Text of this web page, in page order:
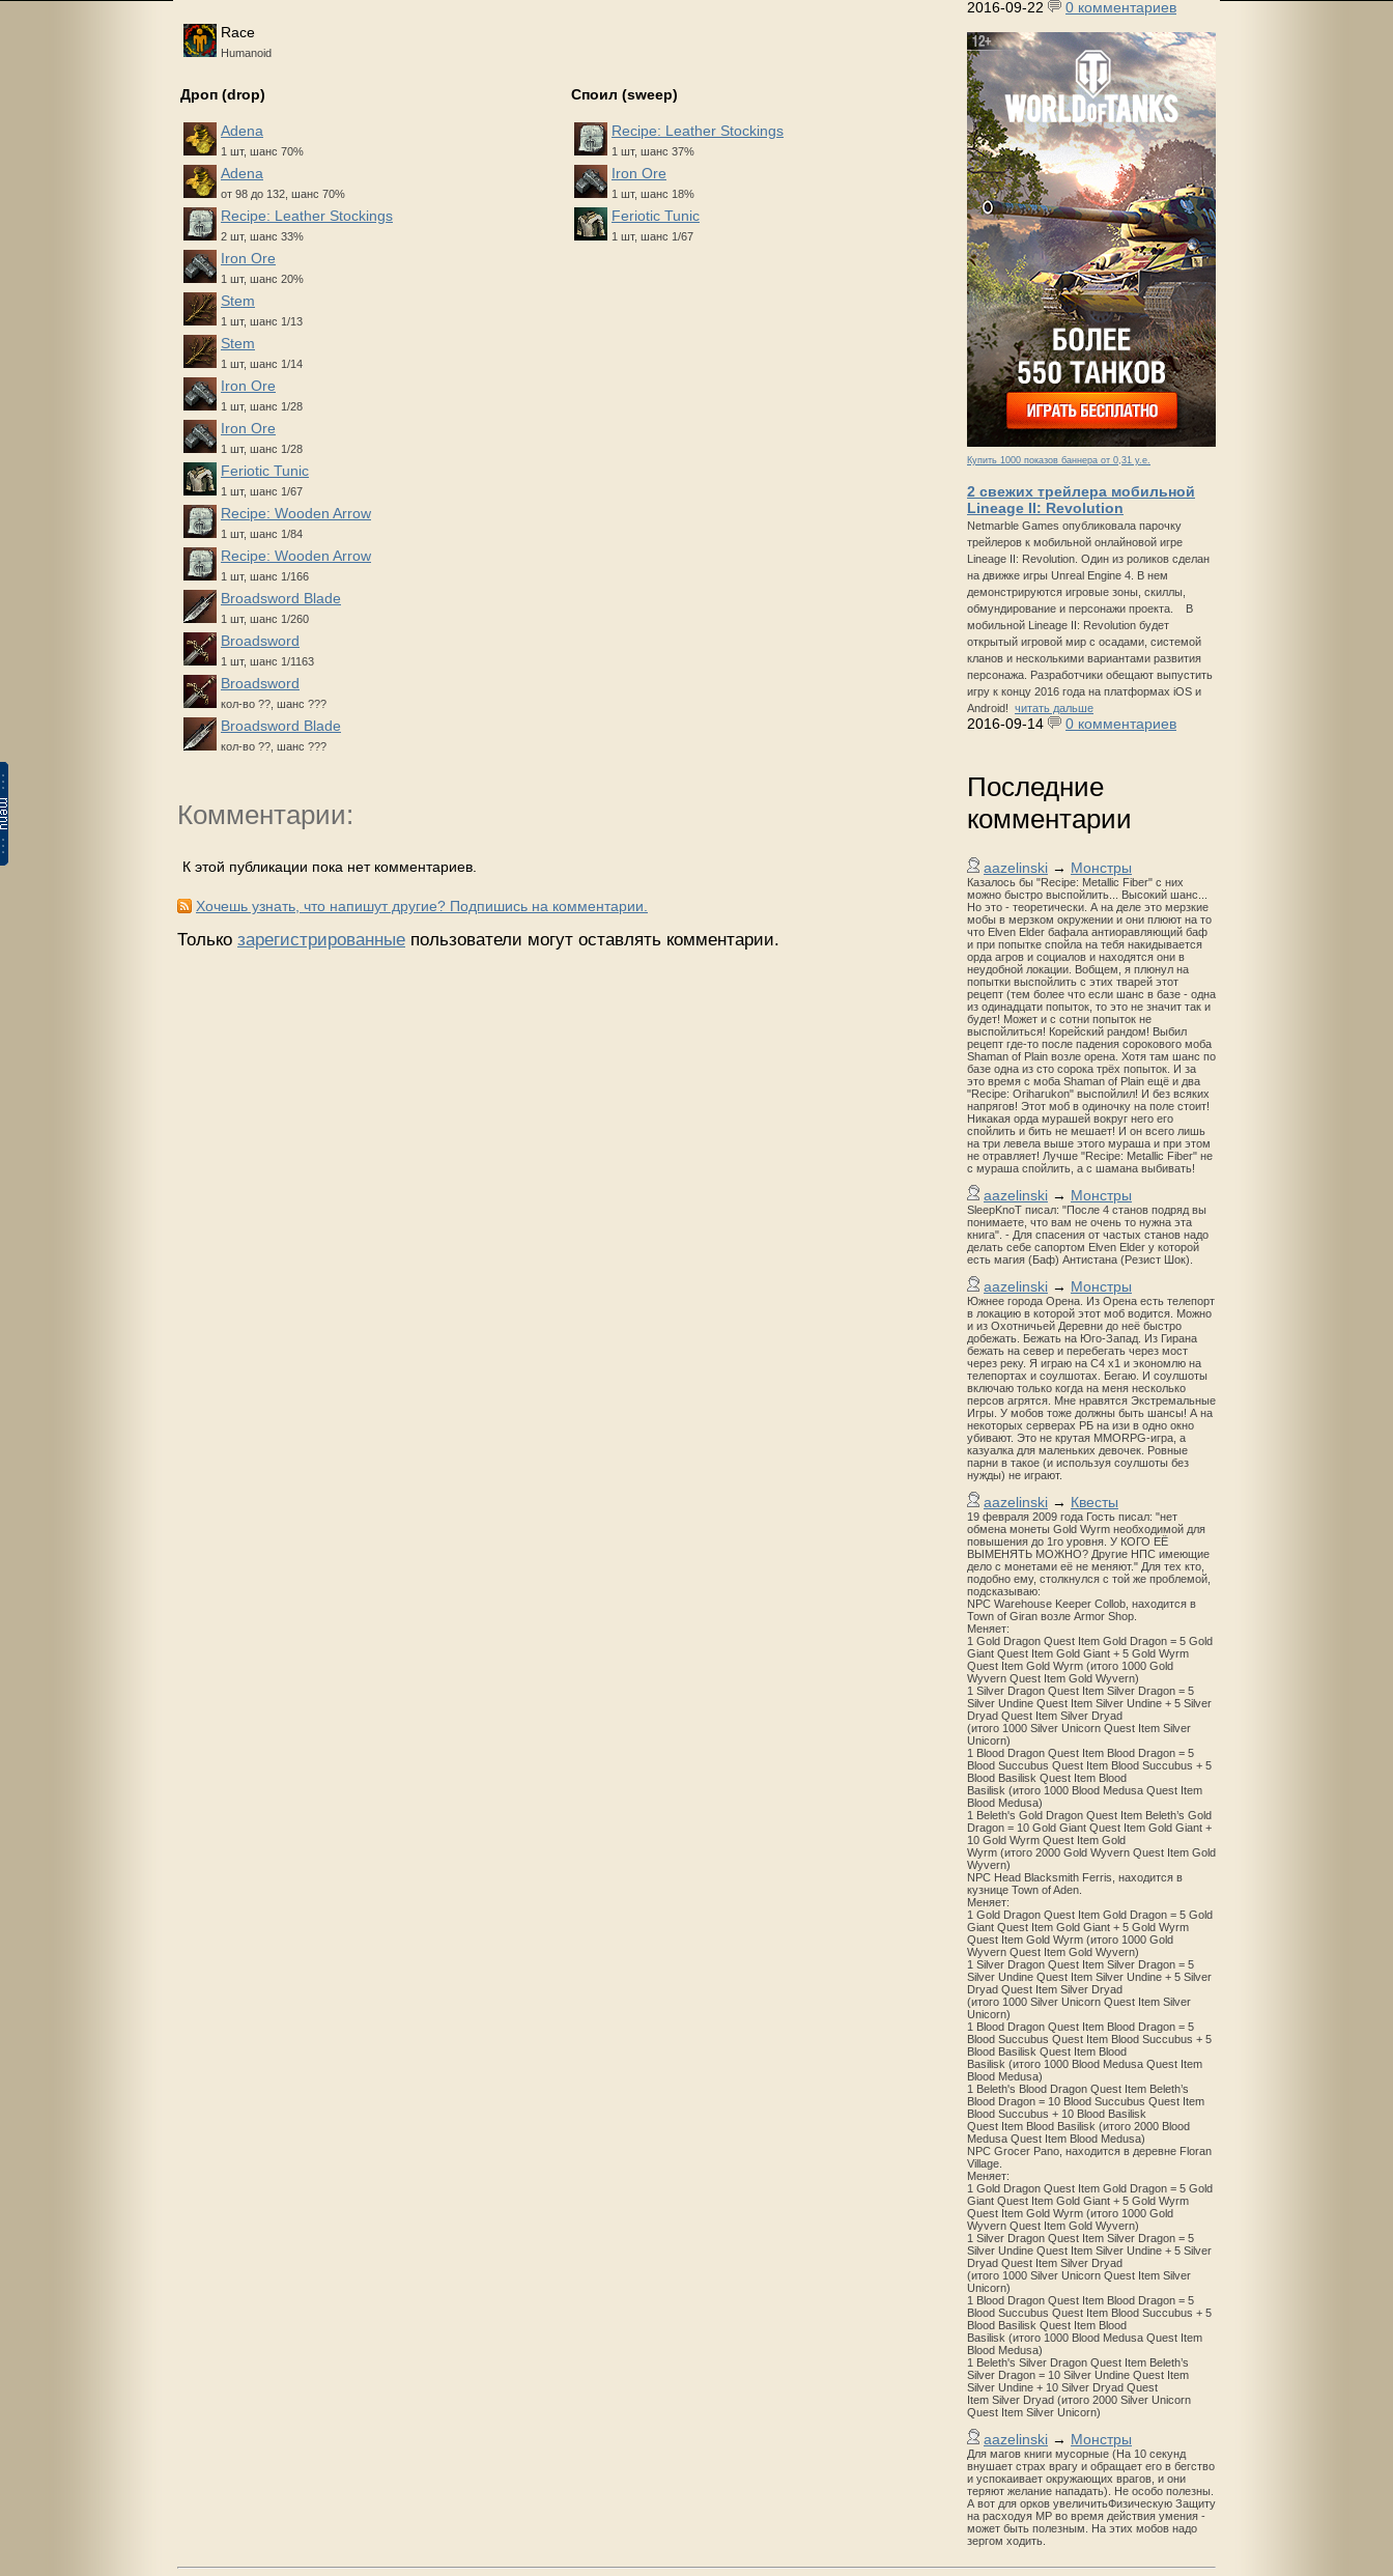
2016-09-22 0 комментариев
Купить 1000 показов баннера от 0,31 у.е.
2 свежих трейлера мобильной
Lineage II: Revolution
Netmarble Games опубликовала парочку
трейлеров к мобильной онлайновой игре
Lineage II: Revolution. Один из роликов сделан
на движке игры Unreal Engine 4. В нем
демонстрируются игровые зоны, скиллы,
обмундирование и персонажи проекта. В
мобильной Lineage II: Revolution будет
открытый игровой мир с осадами, системой
кланов и несколькими вариантами развития
персонажа. Разработчики обещают выпустить
игру к концу 2016 года на платформах iOS и
Android! читать дальше
2016-09-14 0 комментариев
Последние
комментарии
aazelinski → Монстры
Казалось бы "Recipe: Metallic Fiber" с них
можно быстро выспойлить... Высокий шанс...
Но это - теоретически. А на деле это мерзкие
мобы в мерзком окружении и они плюют на то
что Elven Elder бафала антиоравляющий баф
и при попытке спойла на тебя накидывается
орда агров и социалов и находятся они в
неудобной локации. Вобщем, я плюнул на
попытки выспойлить с этих тварей этот
рецепт (тем более что если шанс в базе - одна
из одинадцати попыток, то это не значит так и
будет! Может и с сотни попыток не
выспойлиться! Корейский рандом! Выбил
рецепт где-то после падения сорокового моба
Shaman of Plain возле орена. Хотя там шанс по
базе одна из сто сорока трёх попыток. И за
это время с моба Shaman of Plain ещё и два
"Recipe: Oriharukon" выспойлил! И без всяких
напрягов! Этот моб в одиночку на поле стоит!
Никакая орда мурашей вокруг него его
спойлить и бить не мешает! И он всего лишь
на три левела выше этого мураша и при этом
не отравляет! Лучше "Recipe: Metallic Fiber" не
с мураша спойлить, а с шамана выбивать!
aazelinski → Монстры
SleepKnoT писал: "После 4 станов подряд вы
понимаете, что вам не очень то нужна эта
книга". - Для спасения от частых станов надо
делать себе сапортом Elven Elder у которой
есть магия (Баф) Антистана (Резист Шок).
aazelinski → Монстры
Южнее города Орена. Из Орена есть телепорт
в локацию в которой этот моб водится. Можно
и из Охотничьей Деревни до неё быстро
добежать. Бежать на Юго-Запад. Из Гирана
бежать на север и перебегать через мост
через реку. Я играю на С4 х1 и экономлю на
телепортах и соулшотах. Бегаю. И соулшоты
включаю только когда на меня несколько
персов агрятся. Мне нравятся Экстремальные
Игры. У мобов тоже должны быть шансы! А на
некоторых серверах РБ на изи в одно окно
убивают. Это не крутая MMORPG-игра, а
казуалка для маленьких девочек. Ровные
парни в такое (и используя соулшоты без
нужды) не играют.
aazelinski → Квесты
19 февраля 2009 года Гость писал: "нет
обмена монеты Gold Wyrm необходимой для
повышения до 1го уровня. У КОГО ЕЁ
ВЫМЕНЯТЬ МОЖНО? Другие НПС имеющие
дело с монетами её не меняют." Для тех кто,
подобно ему, столкнулся с той же проблемой,
подсказываю:
NPC Warehouse Keeper Collob, находится в
Town of Giran возле Armor Shop.
Меняет:
1 Gold Dragon Quest Item Gold Dragon = 5 Gold
Giant Quest Item Gold Giant + 5 Gold Wyrm
Quest Item Gold Wyrm (итого 1000 Gold
Wyvern Quest Item Gold Wyvern)
1 Silver Dragon Quest Item Silver Dragon = 5
Silver Undine Quest Item Silver Undine + 5 Silver
Dryad Quest Item Silver Dryad
(итого 1000 Silver Unicorn Quest Item Silver
Unicorn)
1 Blood Dragon Quest Item Blood Dragon = 5
Blood Succubus Quest Item Blood Succubus + 5
Blood Basilisk Quest Item Blood
Basilisk (итого 1000 Blood Medusa Quest Item
Blood Medusa)
1 Beleth's Gold Dragon Quest Item Beleth’s Gold
Dragon = 10 Gold Giant Quest Item Gold Giant +
10 Gold Wyrm Quest Item Gold
Wyrm (итого 2000 Gold Wyvern Quest Item Gold
Wyvern)
NPC Head Blacksmith Ferris, находится в
кузнице Town of Aden.
Меняет:
1 Gold Dragon Quest Item Gold Dragon = 5 Gold
Giant Quest Item Gold Giant + 5 Gold Wyrm
Quest Item Gold Wyrm (итого 1000 Gold
Wyvern Quest Item Gold Wyvern)
1 Silver Dragon Quest Item Silver Dragon = 5
Silver Undine Quest Item Silver Undine + 5 Silver
Dryad Quest Item Silver Dryad
(итого 1000 Silver Unicorn Quest Item Silver
Unicorn)
1 Blood Dragon Quest Item Blood Dragon = 5
Blood Succubus Quest Item Blood Succubus + 5
Blood Basilisk Quest Item Blood
Basilisk (итого 1000 Blood Medusa Quest Item
Blood Medusa)
1 Beleth's Blood Dragon Quest Item Beleth’s
Blood Dragon = 10 Blood Succubus Quest Item
Blood Succubus + 10 Blood Basilisk
Quest Item Blood Basilisk (итого 2000 Blood
Medusa Quest Item Blood Medusa)
NPC Grocer Pano, находится в деревне Floran
Village.
Меняет:
1 Gold Dragon Quest Item Gold Dragon = 5 Gold
Giant Quest Item Gold Giant + 5 Gold Wyrm
Quest Item Gold Wyrm (итого 1000 Gold
Wyvern Quest Item Gold Wyvern)
1 Silver Dragon Quest Item Silver Dragon = 5
Silver Undine Quest Item Silver Undine + 5 Silver
Dryad Quest Item Silver Dryad
(итого 1000 Silver Unicorn Quest Item Silver
Unicorn)
1 Blood Dragon Quest Item Blood Dragon = 5
Blood Succubus Quest Item Blood Succubus + 5
Blood Basilisk Quest Item Blood
Basilisk (итого 1000 Blood Medusa Quest Item
Blood Medusa)
1 Beleth's Silver Dragon Quest Item Beleth’s
Silver Dragon = 10 Silver Undine Quest Item
Silver Undine + 10 Silver Dryad Quest
Item Silver Dryad (итого 2000 Silver Unicorn
Quest Item Silver Unicorn)
aazelinski → Монстры
Для магов книги мусорные (На 10 секунд
внушает страх врагу и обращает его в бегство
и успокаивает окружающих врагов, и они
теряют желание нападать). Не особо полезны.
А вот для орков увеличитьФизическую Защиту
на расходуя MP во время действия умения -
может быть полезным. На этих мобов надо
зергом ходить.
Race
Humanoid
Дроп (drop)
Adena
1 шт, шанс 70%
Adena
от 98 до 132, шанс 70%
Recipe: Leather Stockings
2 шт, шанс 33%
Iron Ore
1 шт, шанс 20%
Stem
1 шт, шанс 1/13
Stem
1 шт, шанс 1/14
Iron Ore
1 шт, шанс 1/28
Iron Ore
1 шт, шанс 1/28
Feriotic Tunic
1 шт, шанс 1/67
Recipe: Wooden Arrow
1 шт, шанс 1/84
Recipe: Wooden Arrow
1 шт, шанс 1/166
Broadsword Blade
1 шт, шанс 1/260
Broadsword
1 шт, шанс 1/1163
Broadsword
кол-во ??, шанс ???
Broadsword Blade
кол-во ??, шанс ???
Споил (sweep)
Recipe: Leather Stockings
1 шт, шанс 37%
Iron Ore
1 шт, шанс 18%
Feriotic Tunic
1 шт, шанс 1/67
Комментарии:
К этой публикации пока нет комментариев.
Хочешь узнать, что напишут другие? Подпишись на комментарии.
Только зарегистрированные пользователи могут оставлять комментарии.